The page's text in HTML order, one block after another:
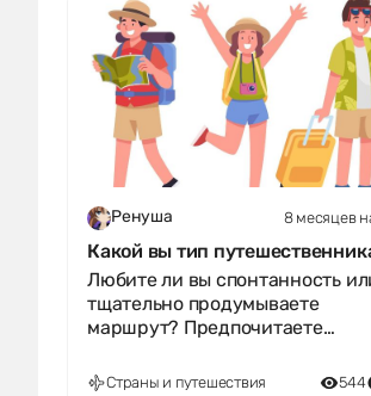
Ренуша 8 месяцев
Какой вы тип
Любите ли вы спонтанность
тщательно продумываете
маршрут? Предпочитаете
походы? Пройдите те
Страны и путешествия 544